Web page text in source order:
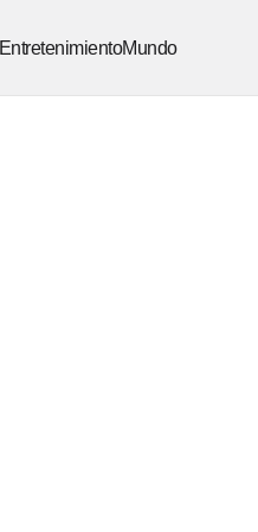
EntretenimientoMundo